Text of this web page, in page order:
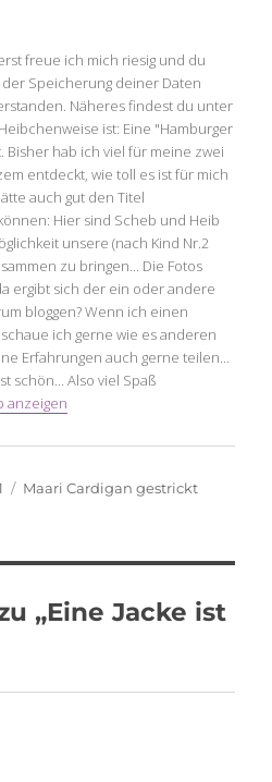
freue ich mich riesig und du
Speicherung deiner Daten
Näheres findest du unter
ist: Eine "Hamburger
hab ich viel für meine zwei
entdeckt, wie toll es ist für mich
auch gut den Titel
Hier sind Scheb und Heib
unsere (nach Kind Nr.2
zu bringen... Die Fotos
ergibt sich der ein oder andere
bloggen? Wenn ich einen
ich gerne wie es anderen
Erfahrungen auch gerne teilen...
schön... Also viel Spaß
anzeigen
Schlagwörter
Maari Cardigan gestrickt
„Eine Jacke ist